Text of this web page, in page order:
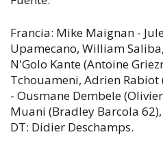
Francia: Mike Maignan -
Upamecano, William
N'Golo Kante (Antoine
Tchouameni, Adrien
- Ousmane Dembele
Muani (Bradley Barcola
DT: Didier Deschamps.